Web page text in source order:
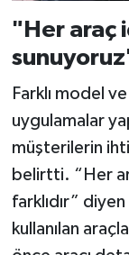
"Her araç
Farklı model
uygulamalar
müşterilerin
belirtti. “Her
farklıdır”
kullanılan